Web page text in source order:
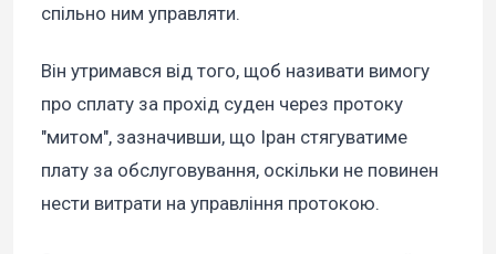
спільно ним управляти.
Він утримався від того, щоб називати вимогу
про сплату за прохід суден через протоку
"митом", зазначивши, що Іран стягуватиме
плату за обслуговування, оскільки не повинен
нести витрати на управління протокою.